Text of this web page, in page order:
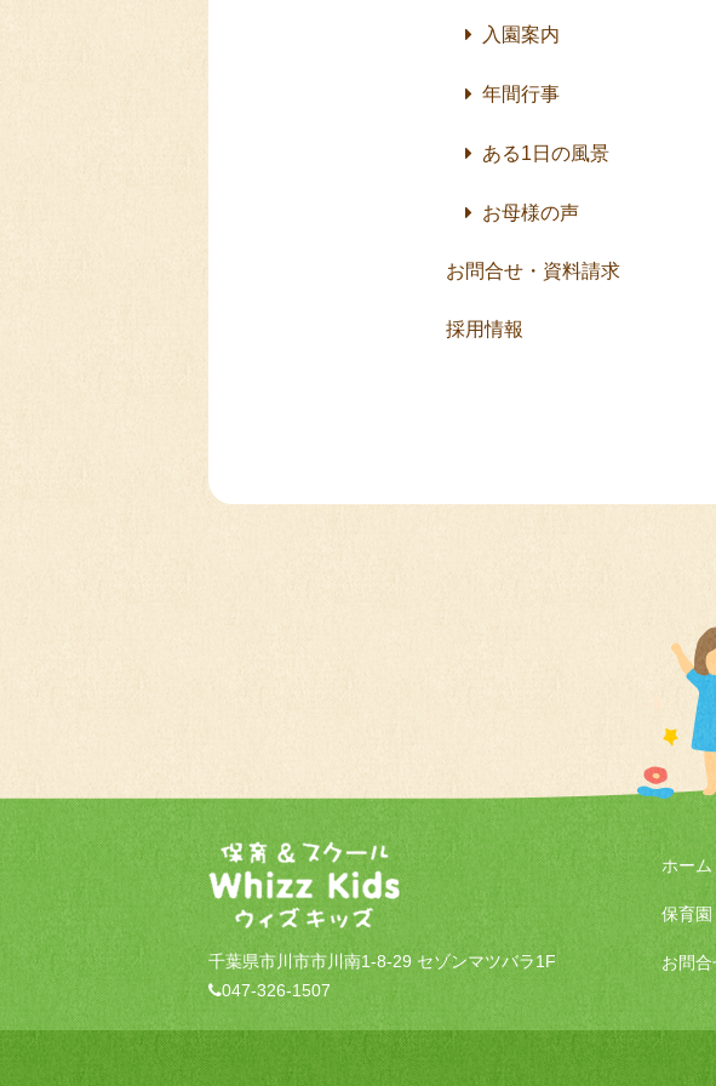
入園案内
年間行事
ある1日の風景
お母様の声
お問合せ・資料請求
採用情報
千葉県市川市市川南1-8-29 セゾンマツバラ1F
047-326-1507
ホーム
保育園
お問合